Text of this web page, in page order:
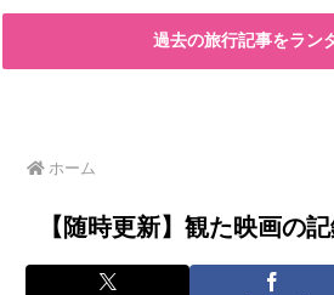
過去の旅行記事をラン
ホーム
【随時更新】観た映画の